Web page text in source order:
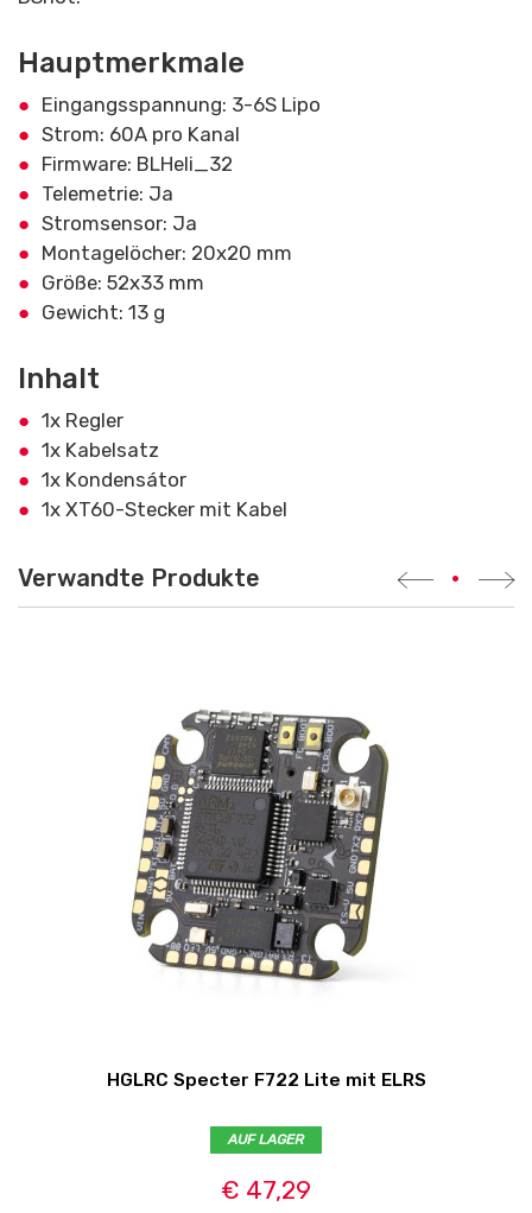
Hauptmerkmale
Eingangsspannung: 3-6S Lipo
Strom: 60A pro Kanal
Firmware: BLHeli_32
Telemetrie: Ja
Stromsensor: Ja
Montagelöcher: 20x20 mm
Größe: 52x33 mm
Gewicht: 13 g
Inhalt
1x Regler
1x Kabelsatz
1x Kondensátor
1x XT60-Stecker mit Kabel
Verwandte Produkte •
HGLRC Specter F722 Lite mit ELRS
AUF LAGER
€ 47,29